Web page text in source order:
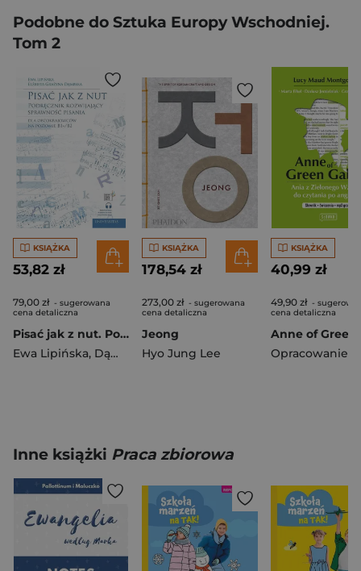
Podobne do Sztuka Europy Wschodniej.
Tom 2
KSIĄŻKA
53,82 zł
79,00 zł - sugerowana
cena detaliczna
Pisać jak z nut. Podręcznik rozwijający sprawność pisania dla obcokrajowców na poziomie B1+/B2 wyd. 3
Ewa Lipińska, Dąmbska Elżbieta Grażyna
KSIĄŻKA
178,54 zł
273,00 zł - sugerowana
cena detaliczna
Jeong
Hyo Jung Lee
KSIĄŻKA
40,99 zł
49,90 zł -
cena detaliczna
Inne książki Praca zbiorowa